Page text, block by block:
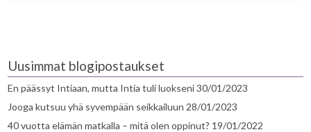
Uusimmat blogipostaukset
En päässyt Intiaan, mutta Intia tuli luokseni30/01/2023
Jooga kutsuu yhä syvempään seikkailuun 28/01/2023
40 vuotta elämän matkalla – mitä olen oppinut? 19/01/2022